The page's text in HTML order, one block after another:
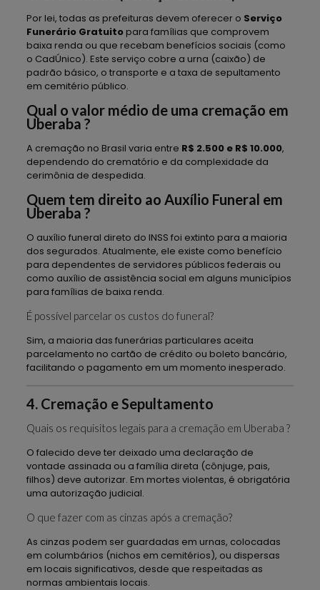
Por lei, todas as prefeituras devem oferecer o Serviço
Funerário Gratuitopara famílias que comprovem
baixa renda ou que recebam benefícios sociais (como
o CadÚnico). Este serviço cobre a urna (caixão) de
padrão básico, o transporte e a taxa de sepultamento
em cemitério público.
Qual o valor médio de uma cremação em
Uberaba ?
A cremação no Brasil varia entre R$ 2.500 e R$ 10.000,
dependendo do crematório e da complexidade da
cerimônia de despedida.
Quem tem direito ao Auxílio Funeral em
Uberaba ?
O auxílio funeral direto do INSS foi extinto para a maioria
dos segurados. Atualmente, ele existe como benefício
para dependentes de servidores públicos federais ou
como auxílio de assistência social em alguns municípios
para famílias de baixa renda.
É possível parcelar os custos do funeral?
Sim, a maioria das funerárias particulares aceita
parcelamento no cartão de crédito ou boleto bancário,
facilitando o pagamento em um momento inesperado.
4. Cremação e Sepultamento
Quais os requisitos legais para a cremação em Uberaba ?
O falecido deve ter deixado uma declaração de
vontade assinada ou a família direta (cônjuge, pais,
filhos) deve autorizar. Em mortes violentas, é obrigatória
uma autorização judicial.
O que fazer com as cinzas após a cremação?
As cinzas podem ser guardadas em urnas, colocadas
em columbários (nichos em cemitérios), ou dispersas
em locais significativos, desde que respeitadas as
normas ambientais locais.